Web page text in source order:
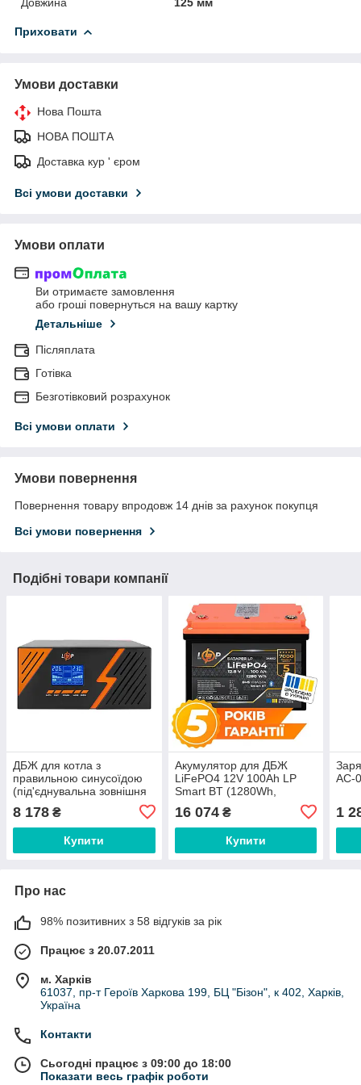
Приховати
Умови доставки
Нова Пошта
НОВА ПОШТА
Доставка кур ' єром
Всі умови доставки
Умови оплати
Ви отримаєте замовлення
або гроші повернуться на вашу картку
Детальніше
Післяплата
Готівка
Безготівковий розрахунок
Всі умови оплати
Умови повернення
Повернення товару впродовж 14 днів за рахунок покупця
Всі умови повернення
Подібні товари компанії
ДБЖ для котла з
правильною синусоїдою
(під'єднувальна зовнішня
батарея 12V) LPM-PSW-
1500VA (1050Вт) Black
8 178 ₴
Купити
Акумулятор для ДБЖ
LiFePO4 12V 100Ah LP
Smart BT (1280Wh,
Bluetooth, BMS 100A/50А)
16 074₴
Купити
AC-
1
Про нас
98% позитивних з 58 відгуків за рік
Працює з 20.07.2011
м. Харків
61037, пр-т Героїв Харкова 199, БЦ "Бізон", к 402, Харків,
Україна
Контакти
Сьогодні працює з 09:00 до 18:00
Показати весь графік роботи